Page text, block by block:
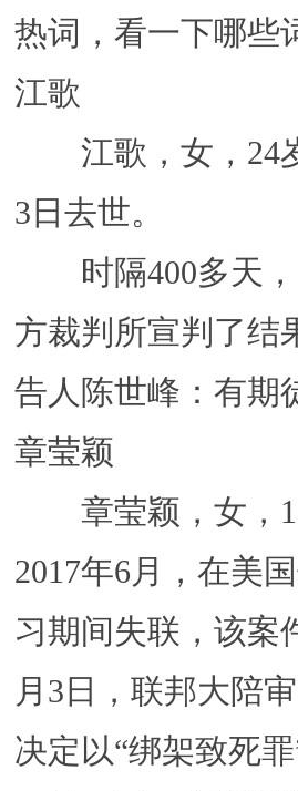
热词，看一下哪些
江歌
江歌，女，24岁
3日去世。
时隔400多天，
方裁判所宣判了结
告人陈世峰：有期
章莹颖
章莹颖，女，
2017年6月，在美
习期间失联，该案
月3日，联邦大陪
决定以“绑架致死